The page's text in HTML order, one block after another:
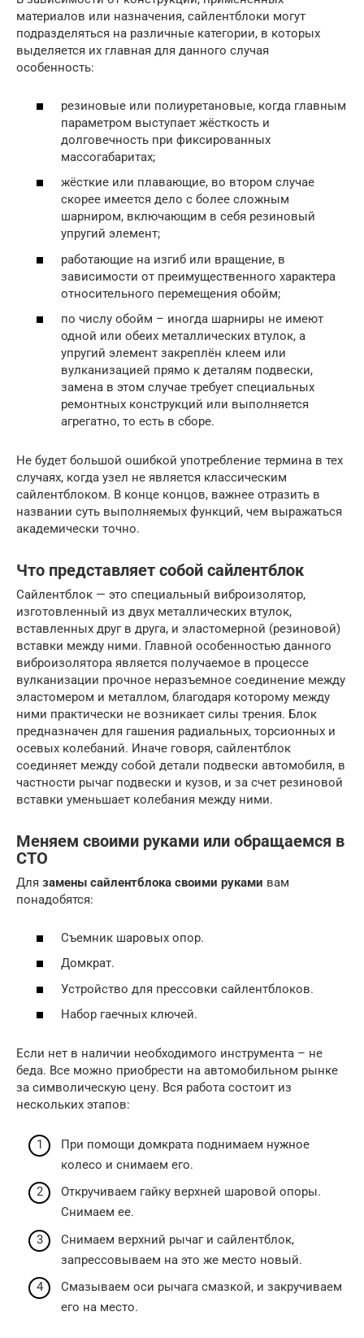
материалов или назначения, сайлентблоки могут
подразделяться на различные категории, в которых
выделяется их главная для данного случая
особенность:
резиновые или полиуретановые, когда главным
параметром выступает жёсткость и
долговечность при фиксированных
массогабаритах;
жёсткие или плавающие, во втором случае
скорее имеется дело с более сложным
шарниром, включающим в себя резиновый
упругий элемент;
работающие на изгиб или вращение, в
зависимости от преимущественного характера
относительного перемещения обойм;
по числу обойм – иногда шарниры не имеют
одной или обеих металлических втулок, а
упругий элемент закреплён клеем или
вулканизацией прямо к деталям подвески,
замена в этом случае требует специальных
ремонтных конструкций или выполняется
агрегатно, то есть в сборе.
Не будет большой ошибкой употребление термина в тех
случаях, когда узел не является классическим
сайлентблоком. В конце концов, важнее отразить в
названии суть выполняемых функций, чем выражаться
академически точно.
Что представляет собой сайлентблок
Сайлентблок — это специальный виброизолятор,
изготовленный из двух металлических втулок,
вставленных друг в друга, и эластомерной (резиновой)
вставки между ними. Главной особенностью данного
виброизолятора является получаемое в процессе
вулканизации прочное неразъемное соединение между
эластомером и металлом, благодаря которому между
ними практически не возникает силы трения. Блок
предназначен для гашения радиальных, торсионных и
осевых колебаний. Иначе говоря, сайлентблок
соединяет между собой детали подвески автомобиля, в
частности рычаг подвески и кузов, и за счет резиновой
вставки уменьшает колебания между ними.
Меняем своими руками или обращаемся в
СТО
Для замены сайлентблока своими руками вам
понадобятся:
Съемник шаровых опор.
Домкрат.
Устройство для прессовки сайлентблоков.
Набор гаечных ключей.
Если нет в наличии необходимого инструмента – не
беда. Все можно приобрести на автомобильном рынке
за символическую цену. Вся работа состоит из
нескольких этапов:
При помощи домкрата поднимаем нужное
колесо и снимаем его.
Откручиваем гайку верхней шаровой опоры.
Снимаем ее.
Снимаем верхний рычаг и сайлентблок,
запрессовываем на это же место новый.
Смазываем оси рычага смазкой, и закручиваем
его на место.